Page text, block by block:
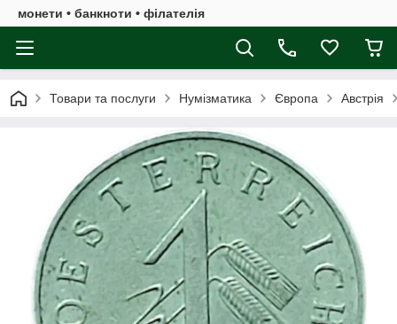
монети • банкноти • філателія
Товари та послуги Нумізматика Європа Австрія